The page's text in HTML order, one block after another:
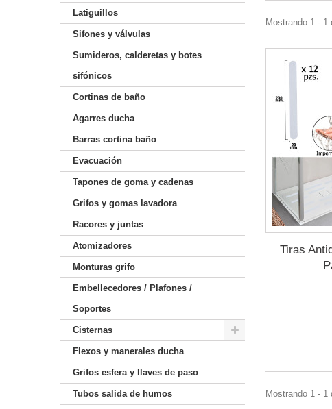
Latiguillos
Sifones y válvulas
Sumideros, calderetas y botes
sifónicos
Cortinas de baño
Agarres ducha
Barras cortina baño
Evacuación
Tapones de goma y cadenas
Grifos y gomas lavadora
Racores y juntas
Atomizadores
Monturas grifo
Embellecedores / Plafones /
Soportes
Cisternas
Flexos y manerales ducha
Grifos esfera y llaves de paso
Tubos salida de humos
Mostrando 1 - 1
Tiras
Mostrando 1 - 1